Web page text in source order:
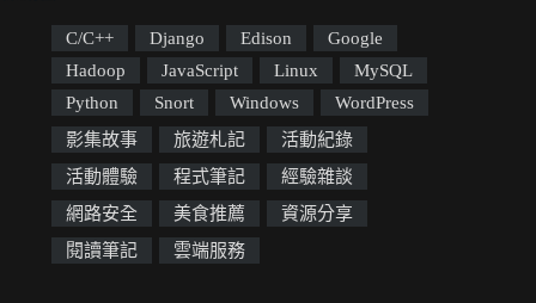
C/C++ Django Edison
Google
Hadoop
JavaScript Linux
MySQL
Python
Snort Windows
WordPress
影集故事
旅遊札記
活動紀錄
活動體驗
程式筆記
經驗雜談
網路安全
美食推薦
資源分享
閱讀筆記
雲端服務